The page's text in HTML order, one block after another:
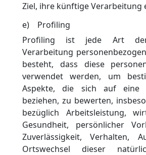
Ziel, ihre künftige Verarbeitung
e) Profiling
Profiling ist jede Art der
Verarbeitung
besteht, dass diese
verwendet werden, um
Aspekte, die sich auf eine
beziehen, zu bewerten,
bezüglich Arbeitsleistung,
Gesundheit, persönlicher
Zuverlässigkeit, Verhalten,
Ortswechsel dieser